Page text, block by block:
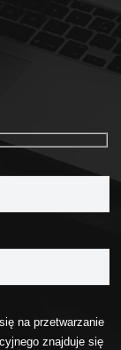
na przetwarzanie
znajduje się